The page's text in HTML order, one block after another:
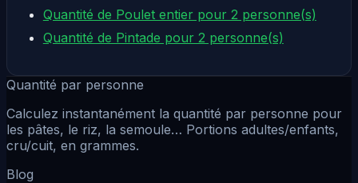
Quantité de Poulet entier pour 2 personne(s)
Quantité de Pintade pour 2 personne(s)
Quantité par personne
Calculez instantanément la quantité par personne pour
les pâtes, le riz, la semoule… Portions adultes/enfants,
cru/cuit, en grammes.
Blog